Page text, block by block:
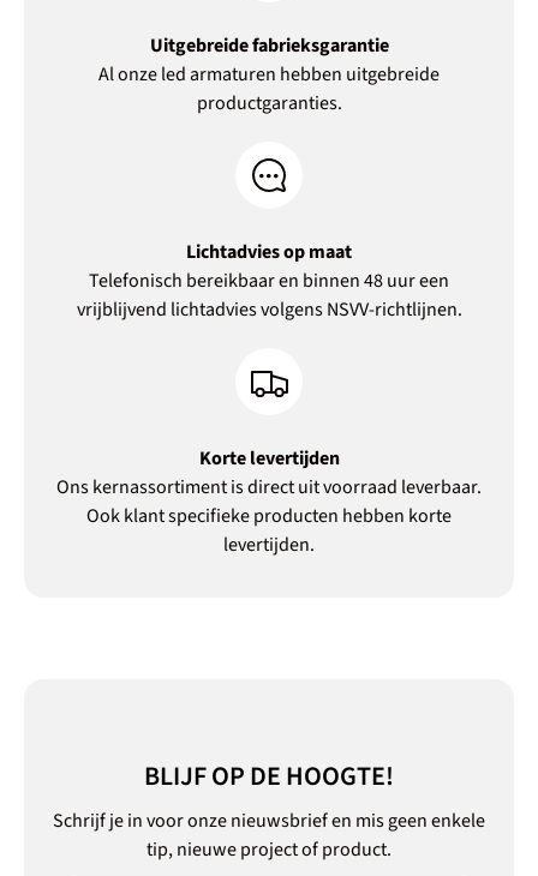
Uitgebreide fabrieksgarantie
Al onze led armaturen hebben uitgebreide
productgaranties.
Lichtadvies op maat
Telefonisch bereikbaar en binnen 48 uur een
vrijblijvend lichtadvies volgens NSVV-richtlijnen.
Korte levertijden
Ons kernassortiment is direct uit voorraad leverbaar.
Ook klant specifieke producten hebben korte
levertijden.
BLIJF OP DE HOOGTE!
Schrijf je in voor onze nieuwsbrief en mis geen enkele
tip, nieuwe project of product.